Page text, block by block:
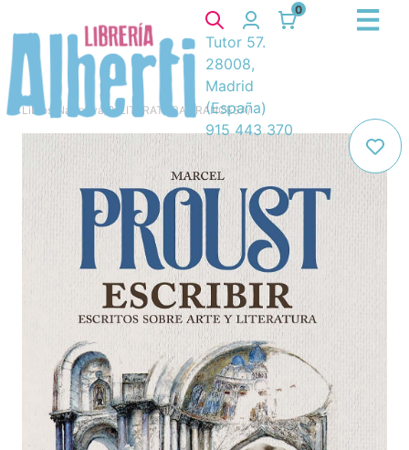
0
Tutor 57.
28008,
Madrid
(España)
915 443 370
Libros Narrativa/ 8. LITERATURA FRANCESA/